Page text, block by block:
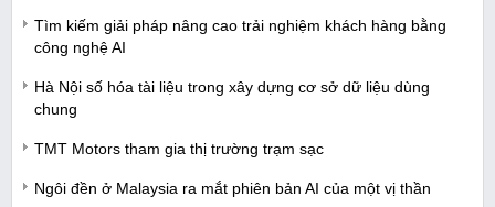
Tìm kiếm giải pháp nâng cao trải nghiệm khách hàng bằng
công nghệ AI
Hà Nội số hóa tài liệu trong xây dựng cơ sở dữ liệu dùng
chung
TMT Motors tham gia thị trường trạm sạc
Ngôi đền ở Malaysia ra mắt phiên bản AI của một vị thần